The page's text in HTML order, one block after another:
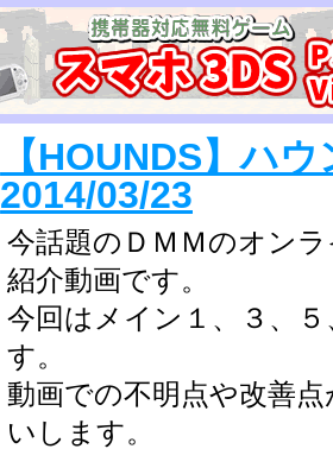
【HOUNDS】ハ
2014/03/23
今話題のＤＭＭのオン
紹介動画です。
今回はメイン１、３、
す。
動画での不明点や改善
いします。